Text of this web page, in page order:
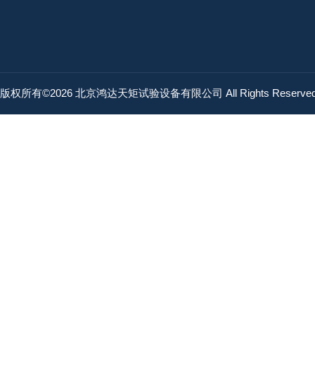
版权所有©2026 北京鸿达天矩试验设备有限公司 All Rights